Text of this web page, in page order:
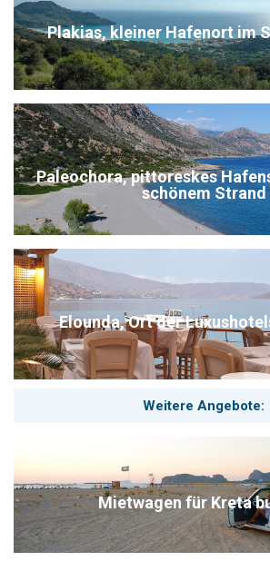
Plakias, kleiner Hafenort im
Paleochora, pittoreskes
schönem Strand
Elounda, Ort der
Weitere Angebote:
Mietwagen für Kreta